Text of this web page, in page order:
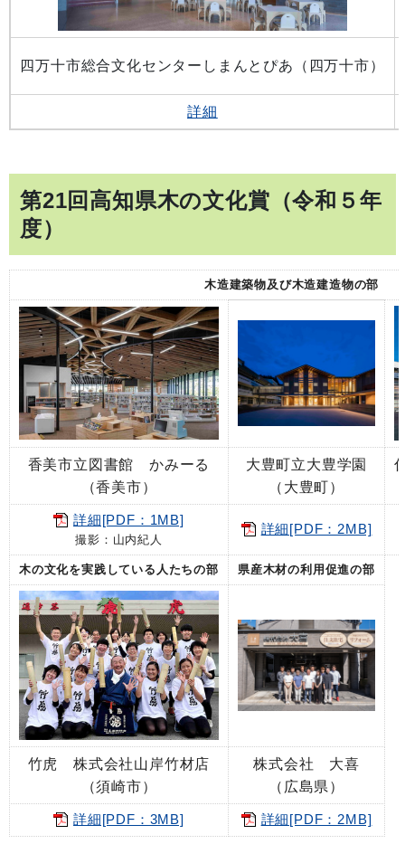
四万十市総合文化センターしまんとぴあ（四万十市）
詳細
第21回高知県木の文化賞（令和５年
度）
木造建築物及び木造建造物の部
香美市立図書館 かみーる
（香美市）
大豊町立大豊学園
（大豊町）
詳細[PDF：1MB]
撮影：山内紀人
詳細[PDF：2MB]
木の文化を実践している人たちの部 県産木材の利用促進の部
竹虎 株式会社山岸竹材店
（須崎市）
株式会社 大喜
（広島県）
詳細[PDF：3MB] 詳細[PDF：2MB]